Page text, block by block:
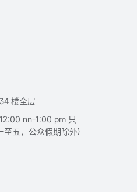
市值的1％或以上的任何财务权益，在
。本公司员工均非该上市公司的雇
本报告不是旨在向该等司法管辖区或
确的来源。富途证券（或其附属公司
及交易。 富途集团及/或相关人士对投
起的一切可能损失，概不承担任何法
楼全层
nn-1:00 pm 只
至五，公众假期除外)